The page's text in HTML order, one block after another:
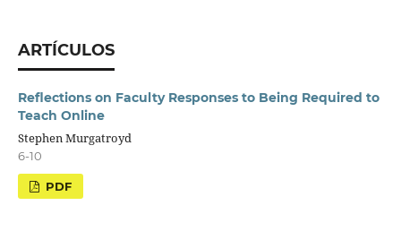
ARTÍCULOS
Reflections on Faculty Responses to Being Required to
Teach Online
Stephen Murgatroyd
6-10
PDF